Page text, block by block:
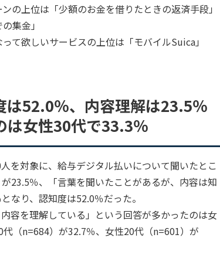
上位は「少額のお金を借りたときの返済手段」
集金」
欲しいサービスの上位は「モバイルSuica」
は52.0％、内容理解は23.5％
は女性30代で33.3％
を対象に、給与デジタル払いについて聞いたとこ
23.5％、「言葉を聞いたことがあるが、内容は知
なり、認知度は52.0％だった。
容を理解している」という回答が多かったのは女
（n=684）が32.7％、女性20代（n=601）が